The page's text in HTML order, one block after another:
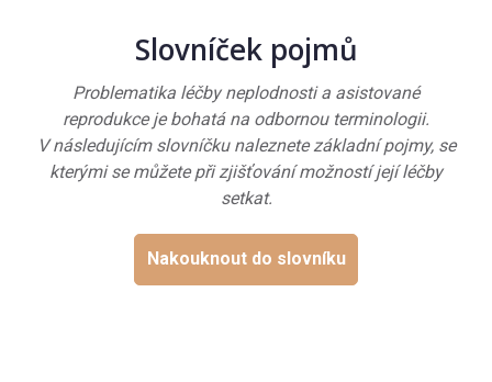
Slovníček pojmů
Problematika léčby neplodnosti a asistované
reprodukce je bohatá na odbornou terminologii.
V následujícím slovníčku naleznete základní pojmy, se
kterými se můžete při zjišťování možností její léčby
setkat.
Nakouknout do slovníku